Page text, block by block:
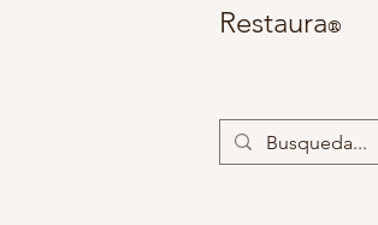
Restaura®